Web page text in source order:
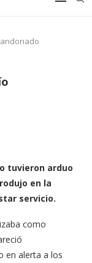
tuvieron arduo
en la
servicio.
como
en alerta a los